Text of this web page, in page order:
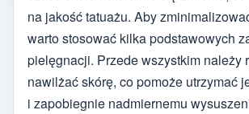
na jakość tatuażu. Aby
warto stosować kilka podstawowych
pielęgnacji. Przede wszystkim należy
nawilżać skórę, co pomoże utrzymać
i zapobiegnie nadmiernemu